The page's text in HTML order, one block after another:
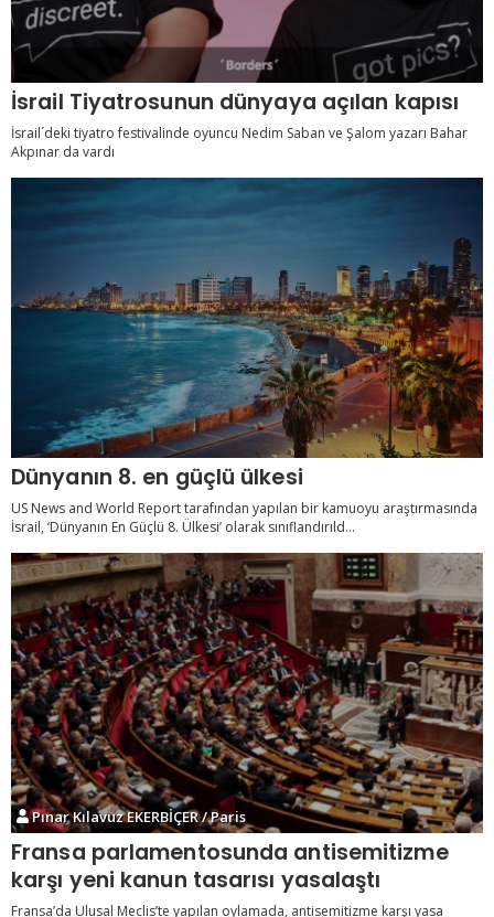
İsrail Tiyatrosunun dünyaya açılan kapısı
İsrail´deki tiyatro festivalinde oyuncu Nedim Saban ve Şalom yazarı Bahar
Akpınar da vardı
Dünyanın 8. en güçlü ülkesi
US News and World Report tarafından yapılan bir kamuoyu araştırmasında
İsrail, ‘Dünyanın En Güçlü 8. Ülkesi’ olarak sınıflandırıld...
Pınar Kılavuz EKERBİÇER / Paris
Fransa parlamentosunda antisemitizme
karşı yeni kanun tasarısı yasalaştı
Fransa’da Ulusal Meclis’te yapılan oylamada, antisemitizme karşı yasa